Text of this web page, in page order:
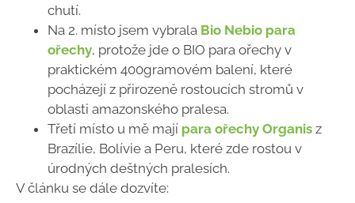
chutí.
Na 2. místo jsem vybrala Bio Nebio para
ořechy, protože jde o BIO para ořechy v
praktickém 400gramovém balení, které
pocházejí z přirozeně rostoucích stromů v
oblasti amazonského pralesa.
Třetí místo u mě mají para ořechy Organis z
Brazílie, Bolívie a Peru, které zde rostou v
úrodných deštných pralesích.
V článku se dále dozvíte: